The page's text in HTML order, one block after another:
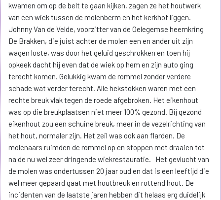
kwamen om op de belt te gaan kijken, zagen ze het houtwerk
van een wiek tussen de molenberm en het kerkhof liggen.
Johnny Van de Velde, voorzitter van de Oelegemse heemkring
De Brakken, die juist achter de molen een en ander uit zijn
wagen loste, was door het geluid geschrokken en toen hij
opkeek dacht hij even dat de wiek op hem en zijn auto ging
terecht komen. Gelukkig kwam de rommel zonder verdere
schade wat verder terecht. Alle hekstokken waren met een
rechte breuk vlak tegen de roede afgebroken. Het eikenhout
was op die breukplaatsen niet meer 100% gezond. Bij gezond
eikenhout zou een schuine breuk, meer in de vezelrichting van
het hout, normaler zijn. Het zeil was ook aan flarden. De
molenaars ruimden de rommel op en stoppen met draaien tot
na de nu wel zeer dringende wiekrestauratie. Het gevlucht van
de molen was ondertussen 20 jaar oud en dat is een leeftijd die
wel meer gepaard gaat met houtbreuk en rottend hout. De
incidenten van de laatste jaren hebben dit helaas erg duidelijk